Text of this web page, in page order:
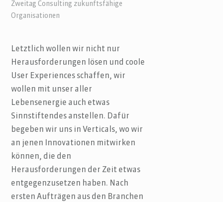
Zweitag Consulting zukunftsfähige
Organisationen
Letztlich wollen wir nicht nur
Herausforderungen lösen und coole
User Experiences schaffen, wir
wollen mit unser aller
Lebensenergie auch etwas
Sinnstiftendes anstellen. Dafür
begeben wir uns in Verticals, wo wir
an jenen Innovationen mitwirken
können, die den
Herausforderungen der Zeit etwas
entgegenzusetzen haben. Nach
ersten Aufträgen aus den Branchen